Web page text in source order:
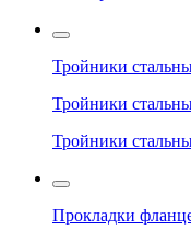
Тройники
Тройники
Тройники
Прокладки